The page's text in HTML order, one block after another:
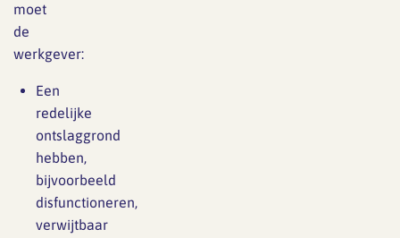
moet
de
werkgever:
Een
redelijke
ontslaggrond
hebben,
bijvoorbeeld
disfunctioneren,
verwijtbaar